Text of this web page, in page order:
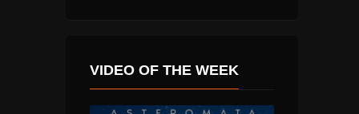
VIDEO OF THE WEEK